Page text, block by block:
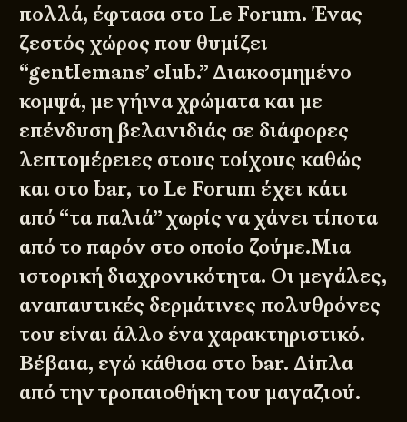
πολλά, έφτασα στο Le Forum. Ένας
ζεστός χώρος που θυμίζει
“gentlemans’ club.” Διακοσμημένο
κομψά, με γήινα χρώματα και με
επένδυση βελανιδιάς σε διάφορες
λεπτομέρειες στους τοίχους καθώς
και στο bar, το Le Forum έχει κάτι
από “τα παλιά” χωρίς να χάνει τίποτα
από το παρόν στο οποίο ζούμε.Μια
ιστορική διαχρονικότητα. Οι μεγάλες,
αναπαυτικές δερμάτινες πολυθρόνες
του είναι άλλο ένα χαρακτηριστικό.
Βέβαια, εγώ κάθισα στο bar. Δίπλα
από την τροπαιοθήκη του μαγαζιού.